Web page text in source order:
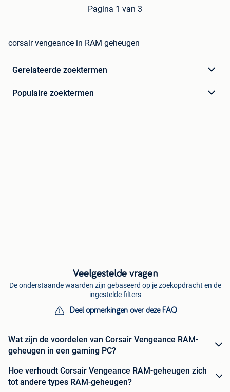
Pagina 1 van 3
corsair vengeance in RAM geheugen
Gerelateerde zoektermen
Populaire zoektermen
Veelgestelde vragen
De onderstaande waarden zijn gebaseerd op je zoekopdracht en de
ingestelde filters
Deel opmerkingen over deze FAQ
Wat zijn de voordelen van Corsair Vengeance RAM-
geheugen in een gaming PC?
Hoe verhoudt Corsair Vengeance RAM-geheugen zich
tot andere types RAM-geheugen?